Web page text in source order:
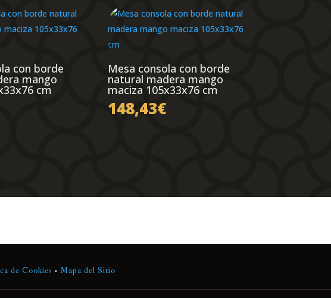
con borde
mango
cm
Mesa consola con borde
natural madera mango
maciza 105x33x76 cm
148,43€
de Cookies • Mapa del Sitio